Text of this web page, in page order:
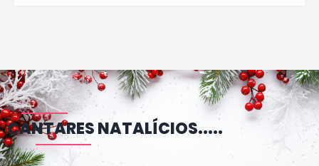
CANTARES NATALÍCIOS.....